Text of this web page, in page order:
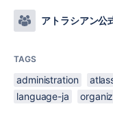
アトラシアン公
TAGS
administration
language-ja